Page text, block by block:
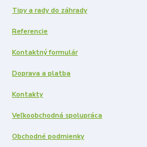
Tipy a rady do záhrady
Referencie
Kontaktný formulár
Doprava a platba
Kontakty
Veľkoobchodná spolupráca
Obchodné podmienky